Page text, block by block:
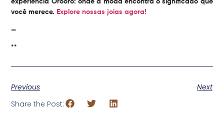
experiência Orooro: onde a moda encontra o significado que
você merece. Explore nossas joias agora!
—
**
Previous
Next
Share the Post: